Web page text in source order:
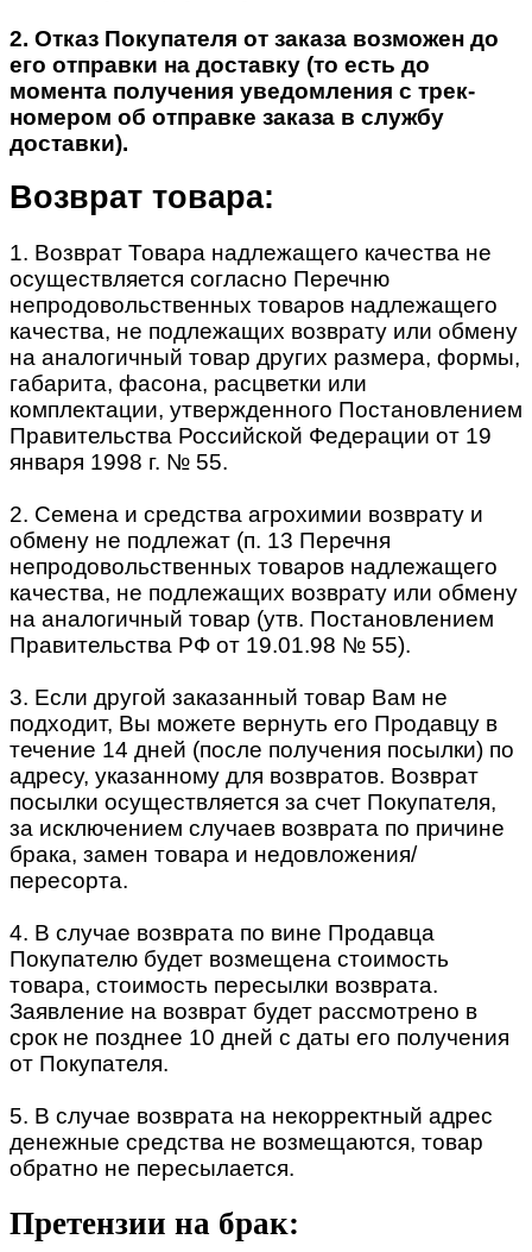
2. Отказ Покупателя от заказа возможен до
его отправки на доставку (то есть до
момента получения уведомления с трек-
номером об отправке заказа в службу
доставки).
Возврат товара:
1. Возврат Товара надлежащего качества не
осуществляется согласно Перечню
непродовольственных товаров надлежащего
качества, не подлежащих возврату или обмену
на аналогичный товар других размера, формы,
габарита, фасона, расцветки или
комплектации, утвержденного Постановлением
Правительства Российской Федерации от 19
января 1998 г. № 55.
2. Семена и средства агрохимии возврату и
обмену не подлежат (п. 13 Перечня
непродовольственных товаров надлежащего
качества, не подлежащих возврату или обмену
на аналогичный товар (утв. Постановлением
Правительства РФ от 19.01.98 № 55).
3. Если другой заказанный товар Вам не
подходит, Вы можете вернуть его Продавцу в
течение 14 дней (после получения посылки) по
адресу, указанному для возвратов. Возврат
посылки осуществляется за счет Покупателя,
за исключением случаев возврата по причине
брака, замен товара и недовложения/
пересорта.
4. В случае возврата по вине Продавца
Покупателю будет возмещена стоимость
товара, стоимость пересылки возврата.
Заявление на возврат будет рассмотрено в
срок не позднее 10 дней с даты его получения
от Покупателя.
5. В случае возврата на некорректный адрес
денежные средства не возмещаются, товар
обратно не пересылается.
Претензии на брак: